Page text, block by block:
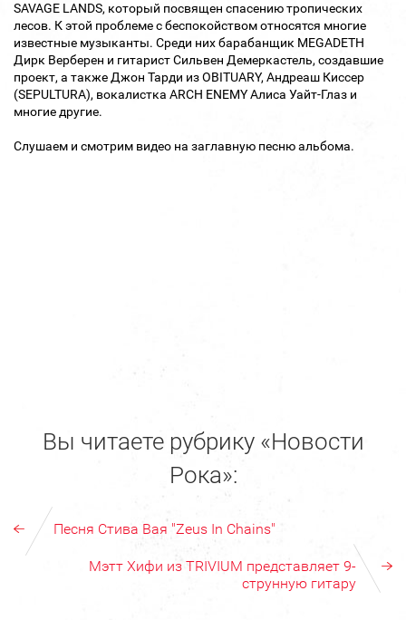
SAVAGE LANDS, который посвящен спасению тропических
лесов. К этой проблеме с беспокойством относятся многие
известные музыканты. Среди них барабанщик MEGADETH
Дирк Верберен и гитарист Сильвен Демеркастель, создавшие
проект, а также Джон Тарди из OBITUARY, Андреаш Киссер
(SEPULTURA), вокалистка ARCH ENEMY Алиса Уайт-Глаз и
многие другие.
Слушаем и смотрим видео на заглавную песню альбома.
Вы читаете рубрику «Новости
Рока»:
Песня Стива Вая "Zeus In Chains"
Мэтт Хифи из TRIVIUM представляет 9-
струнную гитару